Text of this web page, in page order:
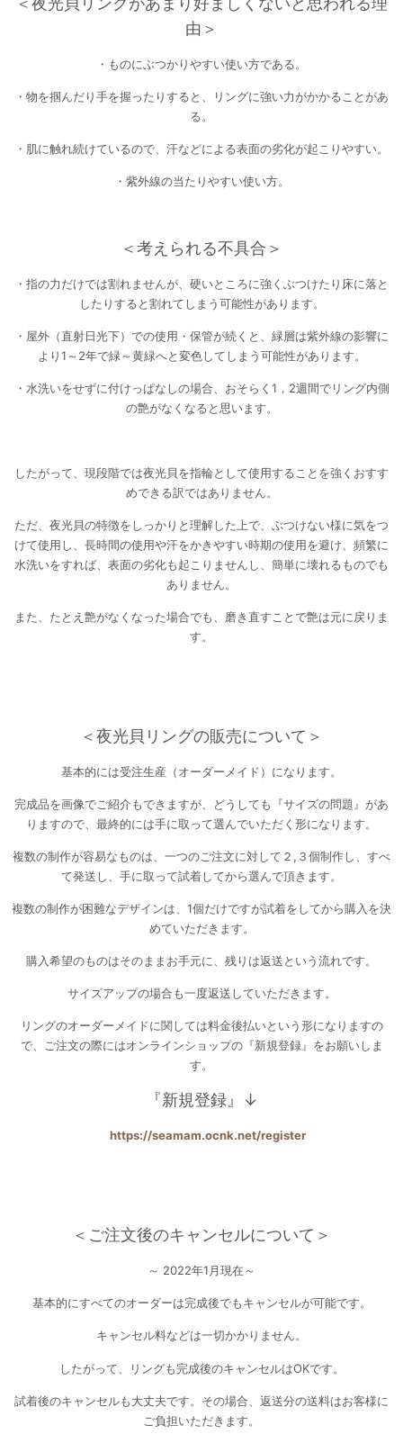
由＞
・ものにぶつかりやすい使い方である。
・物を掴んだり手を握ったりすると、リングに強い力がかかることがあ
る。
・肌に触れ続けているので、汗などによる表面の劣化が起こりやすい。
・紫外線の当たりやすい使い方。
＜考えられる不具合＞
・指の力だけでは割れませんが、硬いところに強くぶつけたり床に落と
したりすると割れてしまう可能性があります。
・屋外（直射日光下）での使用・保管が続くと、緑層は紫外線の影響に
より1～2年で緑～黄緑へと変色してしまう可能性があります。
・水洗いをせずに付けっぱなしの場合、おそらく1，2週間でリング内側
の艶がなくなると思います。
したがって、現段階では夜光貝を指輪として使用することを強くおすす
めできる訳ではありません。
ただ、夜光貝の特徴をしっかりと理解した上で、ぶつけない様に気をつ
けて使用し、長時間の使用や汗をかきやすい時期の使用を避け、頻繁に
水洗いをすれば、表面の劣化も起こりませんし、簡単に壊れるものでも
ありません。
また、たとえ艶がなくなった場合でも、磨き直すことで艶は元に戻りま
す。
＜夜光貝リングの販売について＞
基本的には受注生産（オーダーメイド）になります。
完成品を画像でご紹介もできますが、どうしても『サイズの問題』があ
りますので、最終的には手に取って選んでいただく形になります。
複数の制作が容易なものは、一つのご注文に対して２,３個制作し、すべ
て発送し、手に取って試着してから選んで頂きます。
複数の制作が困難なデザインは、1個だけですが試着をしてから購入を決
めていただきます。
購入希望のものはそのままお手元に、残りは返送という流れです。
サイズアップの場合も一度返送していただきます。
リングのオーダーメイドに関しては料金後払いという形になりますの
で、ご注文の際にはオンラインショップの『新規登録』をお願いしま
す。
『新規登録』↓
https://seamam.ocnk.net/register
＜ご注文後のキャンセルについて＞
～ 2022年1月現在～
基本的にすべてのオーダーは完成後でもキャンセルが可能です。
キャンセル料などは一切かかりません。
したがって、リングも完成後のキャンセルはOKです。
試着後のキャンセルも大丈夫です。 その場合、返送分の送料はお客様に
ご負担いただきます。